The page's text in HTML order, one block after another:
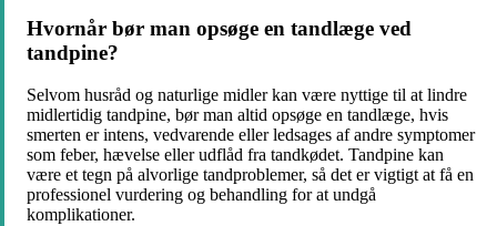
Hvornår bør man opsøge en tandlæge ved
tandpine?
Selvom husråd og naturlige midler kan være nyttige til at lindre
midlertidig tandpine, bør man altid opsøge en tandlæge, hvis
smerten er intens, vedvarende eller ledsages af andre symptomer
som feber, hævelse eller udflåd fra tandkødet. Tandpine kan
være et tegn på alvorlige tandproblemer, så det er vigtigt at få en
professionel vurdering og behandling for at undgå
komplikationer.